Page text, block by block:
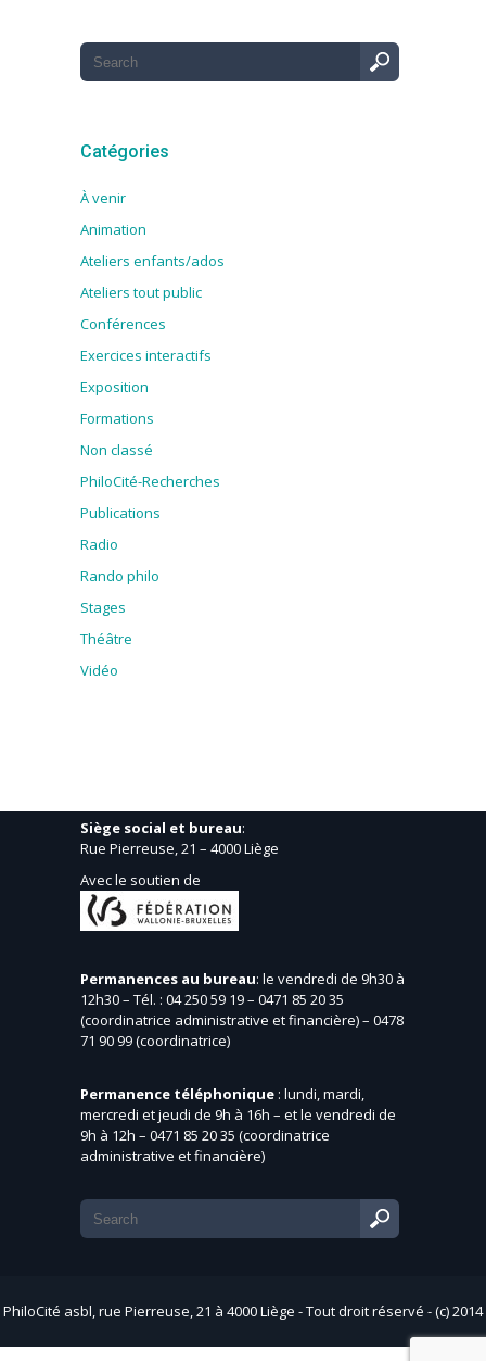
Catégories
À venir
Animation
Ateliers enfants/ados
Ateliers tout public
Conférences
Exercices interactifs
Exposition
Formations
Non classé
PhiloCité-Recherches
Publications
Radio
Rando philo
Stages
Théâtre
Vidéo
Siège social et bureau:
Rue Pierreuse, 21 – 4000 Liège
Avec le soutien de
Permanences au bureau: le vendredi de 9h30 à
12h30 – Tél. : 04 250 59 19 – 0471 85 20 35
(coordinatrice administrative et financière) – 0478
71 90 99 (coordinatrice)
Permanence téléphonique : lundi, mardi,
mercredi et jeudi de 9h à 16h – et le vendredi de
9h à 12h – 0471 85 20 35 (coordinatrice
administrative et financière)
PhiloCité asbl, rue Pierreuse, 21 à 4000 Liège - Tout droit réservé - (c) 2014